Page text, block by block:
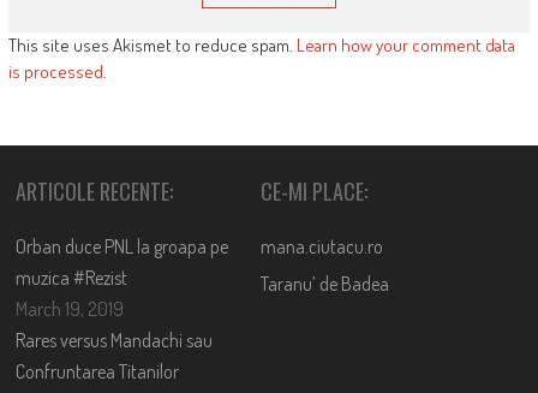
This site uses Akismet to reduce spam. Learn how your comment data
is processed
ARTICOLE RECENTE:
Orban duce PNL la groapa pe
muzica #Rezist
March 19, 2019
Rares versus Mandachi sau
Confruntarea Titanilor
CE-MI PLACE:
mana.ciutacu.ro
Taranu’ de Badea